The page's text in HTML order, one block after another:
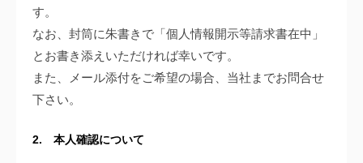
す。
なお、封筒に朱書きで「個人情報開示等請求書在中」
とお書き添えいただければ幸いです。
また、メール添付をご希望の場合、当社までお問合せ
下さい。
2. 本人確認について